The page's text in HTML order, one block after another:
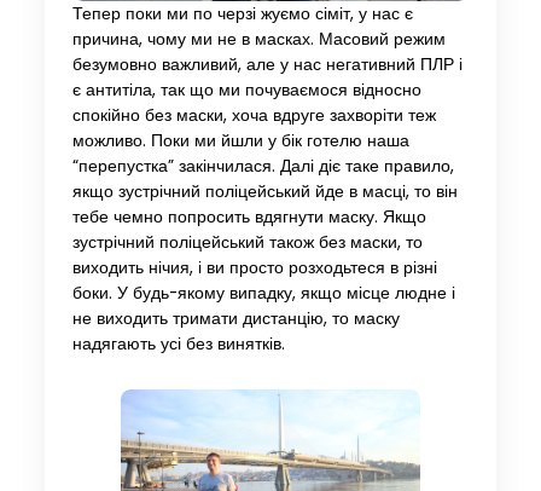
Тепер поки ми по черзі жуємо сіміт, у нас є
причина, чому ми не в масках. Масовий режим
безумовно важливий, але у нас негативний ПЛР і
є антитіла, так що ми почуваємося відносно
спокійно без маски, хоча вдруге захворіти теж
можливо. Поки ми йшли у бік готелю наша
“перепустка” закінчилася. Далі діє таке правило,
якщо зустрічний поліцейський йде в масці, то він
тебе чемно попросить вдягнути маску. Якщо
зустрічний поліцейський також без маски, то
виходить нічия, і ви просто розходьтеся в різні
боки. У будь-якому випадку, якщо місце людне і
не виходить тримати дистанцію, то маску
надягають усі без винятків.